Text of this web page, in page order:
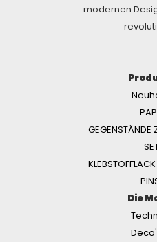
modernen
GEGENSTÄNDE
Die